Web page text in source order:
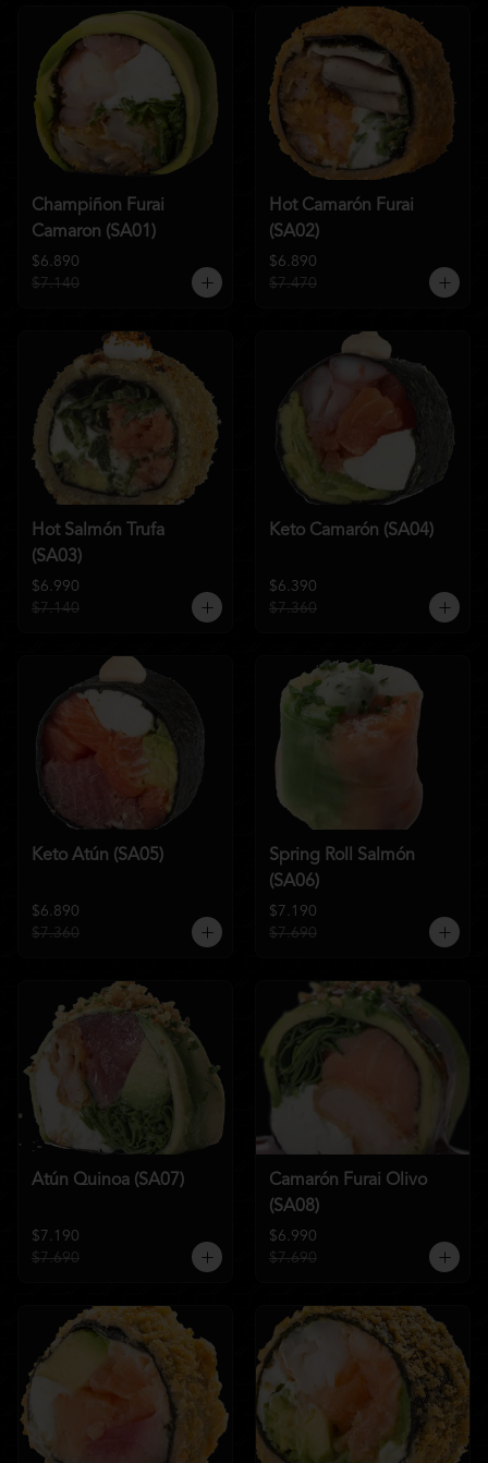
Champiñon Furai
Camaron (SA01)
$6.890
$7.140
Hot Camarón Furai
(SA02)
$6.890
$7.470
Hot Salmón Trufa
(SA03)
$6.990
$7.140
Keto Camarón (SA04)
$6.390
$7.360
Keto Atún (SA05)
$6.890
$7.360
Spring Roll Salmón
(SA06)
$7.190
$7.690
Atún Quinoa (SA07)
$7.190
$7.690
Camarón Furai Olivo
(SA08)
$6.990
$7.690